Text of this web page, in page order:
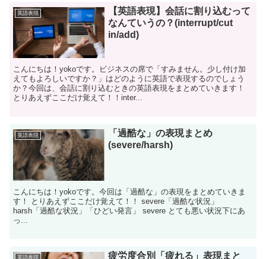
英語表現
【英語表現】会話に割り込むって
なんていうの？(interrupt/cut
in/add)
こんにちは！yokoです。ビジネスの席で「すみません。少し付け加
えてもよろしいですか？」はどのように英語で表現するのでしょう
か？今回は、会話に割り込むときの英語表現をまとめていきます！
とりあえずここだけ覚えて！！inter...
英語表現
「過酷な」の表現まとめ
(severe/harsh)
こんにちは！yokoです。今回は「過酷な」の表現をまとめていきま
す！ とりあえずここだけ覚えて！！ severe「過酷な状況」
harsh「過酷な状況」「ひどい発言」 severe とても悪い状況下にあ
っ...
英語表現
疲労度合別「疲れる」表現まと